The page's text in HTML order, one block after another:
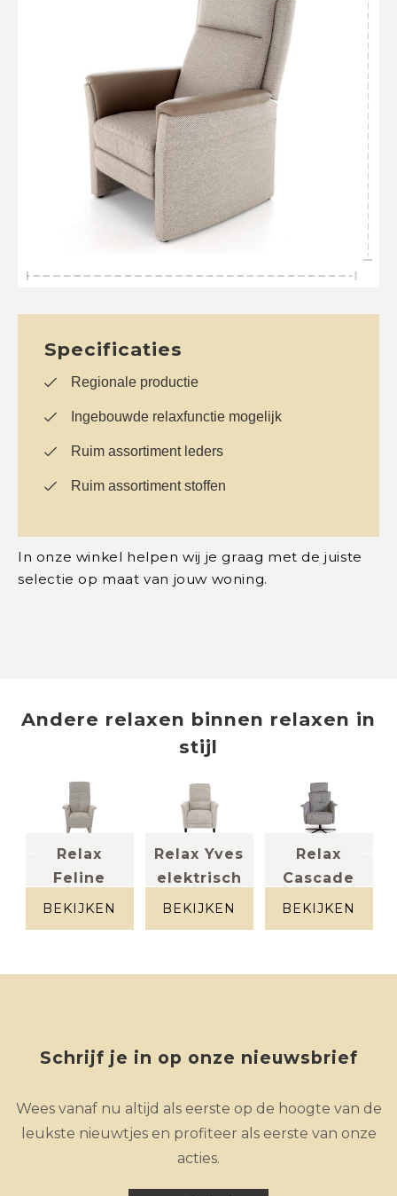
Specificaties
Regionale productie
Ingebouwde relaxfunctie mogelijk
Ruim assortiment leders
Ruim assortiment stoffen
In onze winkel helpen wij je graag met de juiste
selectie op maat van jouw woning.
Andere relaxen binnen relaxen in
stijl
Relax
Feline
elektrisch
(M)
BEKIJKEN
Relax Yves
elektrisch
gespikkeld
BEKIJKEN
Relax
Cascade
(elektrisch)
gespikkeld
BEKIJKEN
Schrijf je in op onze nieuwsbrief
Wees vanaf nu altijd als eerste op de hoogte van de
leukste nieuwtjes en profiteer als eerste van onze
acties.